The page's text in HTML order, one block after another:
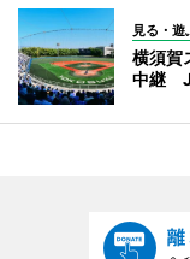
見る・遊
横須賀
中継